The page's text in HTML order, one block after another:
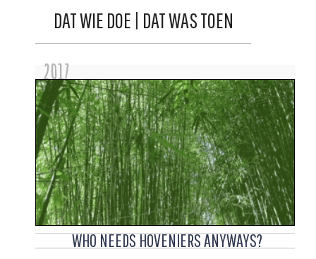
DAT WIE DOE | DAT WAS TOEN
2017
WHO NEEDS HOVENIERS ANYWAYS?